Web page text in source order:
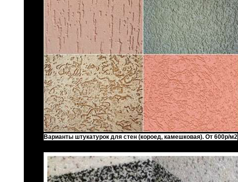
Варианты штукатурок для стен (короед, камешковая). От 600р/м2